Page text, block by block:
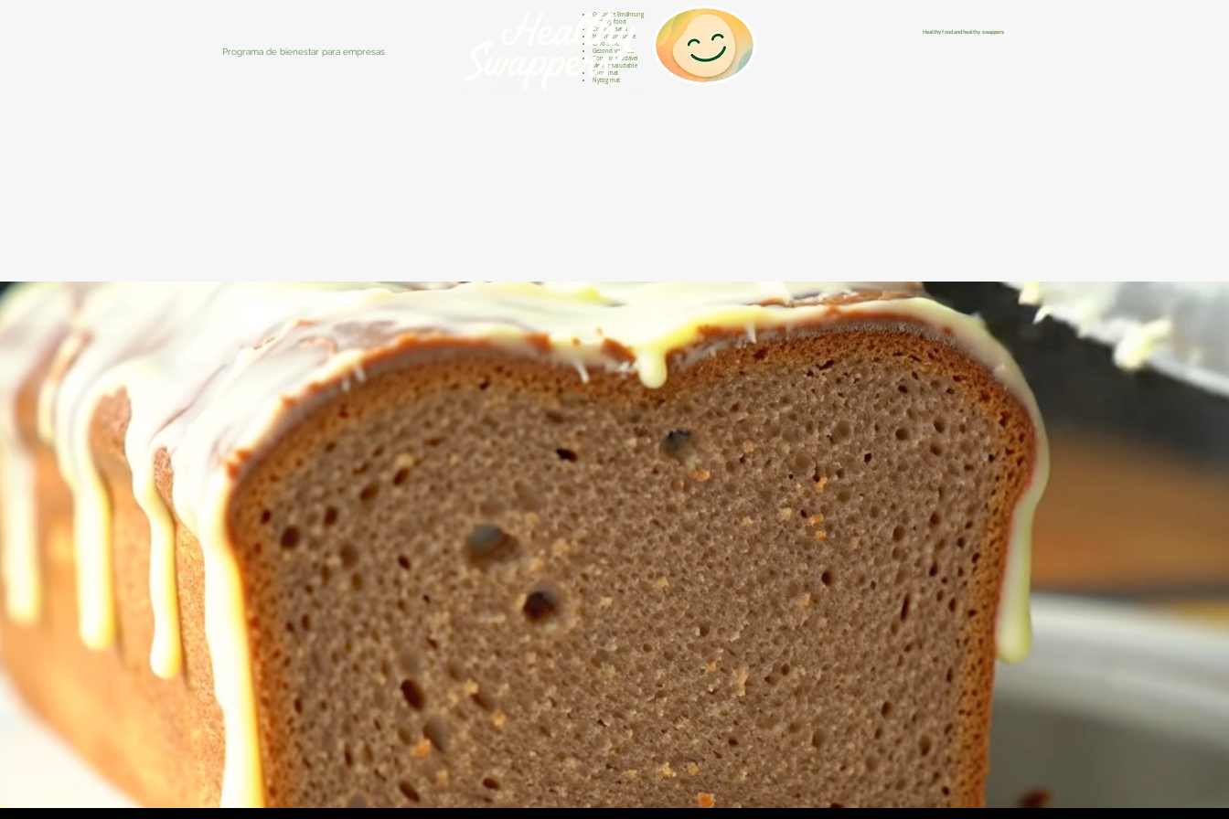
Programa de bienestar para empresas
Gesunde Ernährung
Healthy food
Comida sana
Nourriture saine
Cibo sano
Gezond voedsel
Comida saudável
Menjar saludable
Sunn mat
Nyttig mat
Healthy food and healthy swappers